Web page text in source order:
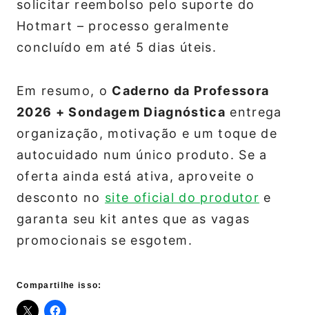
solicitar reembolso pelo suporte do
Hotmart – processo geralmente
concluído em até 5 dias úteis.
Em resumo, o Caderno da Professora
2026 + Sondagem Diagnóstica entrega
organização, motivação e um toque de
autocuidado num único produto. Se a
oferta ainda está ativa, aproveite o
desconto no site oficial do produtor e
garanta seu kit antes que as vagas
promocionais se esgotem.
Compartilhe isso: